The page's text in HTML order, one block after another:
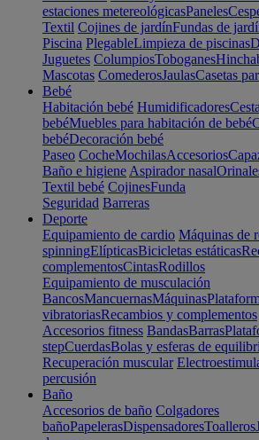
estaciones metereológicasPaneles
Textil Cojines de jardínFundas de
Piscina PlegableLimpieza de piscinas
Juguetes ColumpiosToboganes
Mascotas ComederosJaulasCasetas
Bebé
Habitación bebé Humidificadores
bebéMuebles para habitación de bebé
bebéDecoración bebé
Paseo CocheMochilasAccesorios
Baño e higiene Aspirador nasal
Textil bebé CojinesFunda
Seguridad Barreras
Deporte
Equipamiento de cardio Máquinas de
spinningElípticasBicicletas estáticas
complementosCintasRodillos
Equipamiento de musculación
BancosMancuernasMáquinas
vibratoriasRecambios y complementos
Accesorios fitness BandasBarras
stepCuerdasBolas y esferas de
Recuperación muscular
percusión
Baño
Accesorios de baño Colgadores
bañoPapelerasDispensadoresToalleros